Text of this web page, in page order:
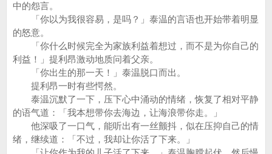
中的怨言。
「你以为我很容易，是吗？」泰温的言语也开始带着明显
的怒意。
「你什么时候完全为家族利益着想过，而不是为你自己的
利益！」提利昂激动地质问着父亲。
「你出生的那一天！」泰温脱口而出。
提利昂一时有些愕然。
泰温沉默了一下，压下心中涌动的情绪，恢复了相对平静
的语气道：「我本想带你去海边，让海浪带你走。」
他深吸了一口气，能听出有一丝颤抖，似在压抑自己的情
绪，继续道：「不过，我却让你活了下来。」